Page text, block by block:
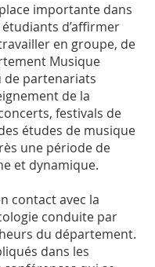
importante dans
d’affirmer
en groupe, de
Musique
partenariats
de la
festivals de
études de musique
une période de
et dynamique.
contact avec la
conduite par
du département.
dans les